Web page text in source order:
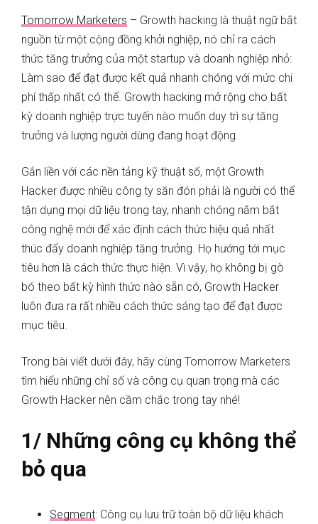
Tomorrow Marketers – Growth hacking là thuật ngữ bắt
nguồn từ một cộng đồng khởi nghiệp, nó chỉ ra cách
thức tăng trưởng của một startup và doanh nghiệp nhỏ:
Làm sao để đạt được kết quả nhanh chóng với mức chi
phí thấp nhất có thể. Growth hacking mở rộng cho bất
kỳ doanh nghiệp trực tuyến nào muốn duy trì sự tăng
trưởng và lượng người dùng đang hoạt động.
Gắn liền với các nền tảng kỹ thuật số, một Growth
Hacker được nhiều công ty săn đón phải là người có thể
tận dụng mọi dữ liệu trong tay, nhanh chóng nắm bắt
công nghệ mới để xác định cách thức hiệu quả nhất
thúc đẩy doanh nghiệp tăng trưởng. Họ hướng tới mục
tiêu hơn là cách thức thực hiện. Vì vậy, họ không bị gò
bó theo bất kỳ hình thức nào sẵn có, Growth Hacker
luôn đưa ra rất nhiều cách thức sáng tạo để đạt được
mục tiêu.
Trong bài viết dưới đây, hãy cùng Tomorrow Marketers
tìm hiểu những chỉ số và công cụ quan trọng mà các
Growth Hacker nên cầm chắc trong tay nhé!
1/ Những công cụ không thể
bỏ qua
Segment: Công cụ lưu trữ toàn bộ dữ liệu khách